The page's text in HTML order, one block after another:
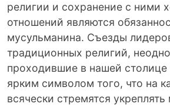
религии и сохранение с ними
отношений являются
мусульманина. Съезды
традиционных религий,
проходившие в нашей столице
ярким символом того, что на
всячески стремятся укреплять